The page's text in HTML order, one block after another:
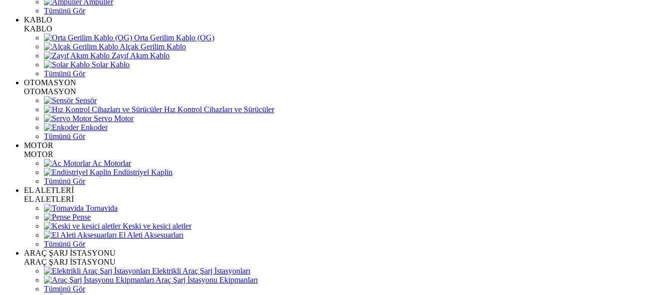
Ampuller
Tümünü Gör
KABLO
KABLO
Orta Gerilim Kablo (OG)
Alçak Gerilim Kablo
Zayıf Akım Kablo
Solar Kablo
Tümünü Gör
OTOMASYON
OTOMASYON
Sensör
Hız Kontrol Cihazları ve Sürücüler
Servo Motor
Enkoder
Tümünü Gör
MOTOR
MOTOR
Ac Motorlar
Endüstriyel Kaplin
Tümünü Gör
EL ALETLERİ
EL ALETLERİ
Tornavida
Pense
Keski ve kesici aletler
El Aleti Aksesuarları
Tümünü Gör
ARAÇ ŞARJ İSTASYONU
ARAÇ ŞARJ İSTASYONU
Elektrikli Araç Şarj İstasyonları
Araç Şarj İstasyonu Ekipmanları
Tümünü Gör